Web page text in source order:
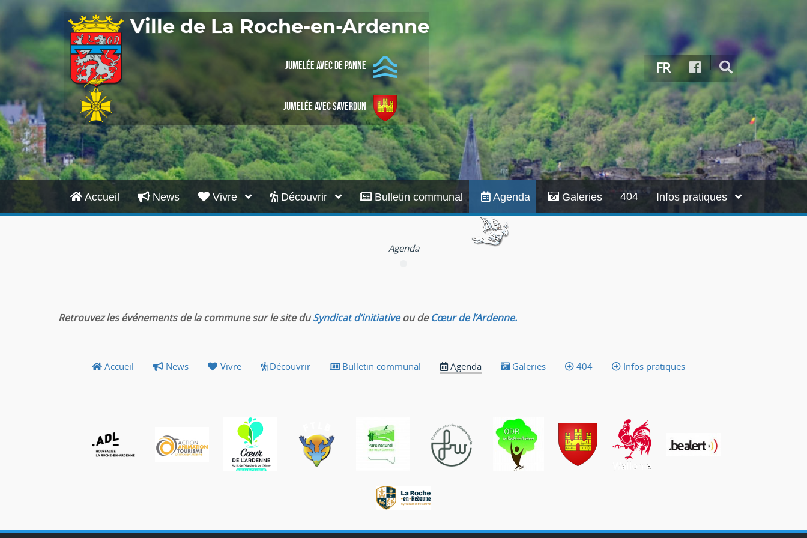
Ville de La Roche-en-Ardenne
Jumelée avec De Panne
Jumelée avec Saverdun
FR
Accueil News Vivre Découvrir Bulletin communal Agenda Galeries 404 Infos pratiques
Agenda
Retrouvez les événements de la commune sur le site duSyndicat d’initiativeou deCœur de l’Ardenne.
Accueil News Vivre Découvrir Bulletin communal Agenda Galeries 404 Infos pratiques